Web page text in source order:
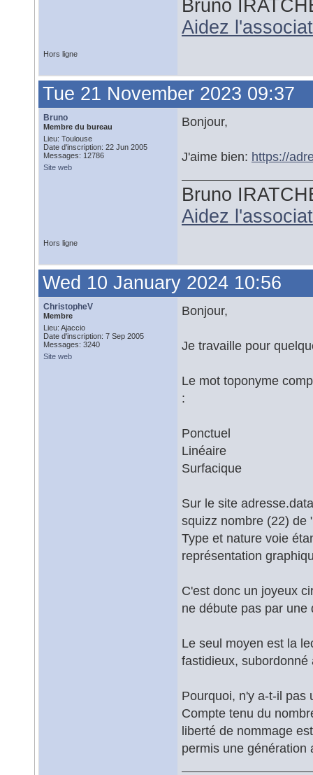
Bruno
Aidez
Hors ligne
Tue 21 November 2023 09:37
Bruno
Membre du bureau
Lieu: Toulouse
Date d'inscription: 22 Jun 2005
Messages: 12786
Site web
Bonjour,
J'aime bien: https://
Bruno
Aidez
Hors ligne
Wed 10 January 2024 10:56
ChristopheV
Membre
Lieu: Ajaccio
Date d'inscription: 7 Sep 2005
Messages: 3240
Site web
Bonjour,
Je travaille pour
Le mot toponyme
:
Ponctuel
Linéaire
Surfacique
Sur le site
squizz nombre (22) de
Type et nature voie
représentation
C'est donc un joyeux
ne débute pas par
Le seul moyen est la
fastidieux, subordonné
Pourquoi, n'y a-t-il pas
Compte tenu du
liberté de nommage
permis une génération